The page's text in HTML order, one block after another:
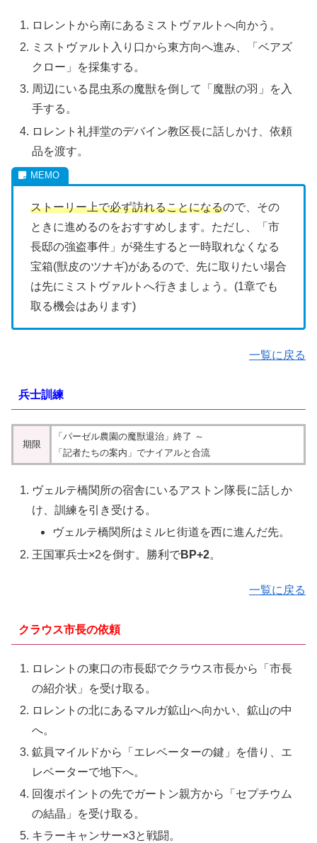
ロレントから南にあるミストヴァルトへ向かう。
ミストヴァルト入り口から東方向へ進み、「ベアズ
クロー」を採集する。
周辺にいる昆虫系の魔獣を倒して「魔獣の羽」を入
手する。
ロレント礼拝堂のデバイン教区長に話しかけ、依頼
品を渡す。
ストーリー上で必ず訪れることになるので、その
ときに進めるのをおすすめします。ただし、「市
長邸の強盗事件」が発生すると一時取れなくなる
宝箱(獣皮のツナギ)があるので、先に取りたい場合
は先にミストヴァルトへ行きましょう。(1章でも
取る機会はあります)
一覧に戻る
兵士訓練
期限
「パーゼル農園の魔獣退治」終了 ～
「記者たちの案内」でナイアルと合流
ヴェルテ橋関所の宿舎にいるアストン隊長に話しか
け、訓練を引き受ける。
ヴェルテ橋関所はミルヒ街道を西に進んだ先。
王国軍兵士×2を倒す。勝利でBP+2。
一覧に戻る
クラウス市長の依頼
ロレントの東口の市長邸でクラウス市長から「市長
の紹介状」を受け取る。
ロレントの北にあるマルガ鉱山へ向かい、鉱山の中
へ。
鉱員マイルドから「エレベーターの鍵」を借り、エ
レベーターで地下へ。
回復ポイントの先でガートン親方から「セプチウム
の結晶」を受け取る。
キラーキャンサー×3と戦闘。